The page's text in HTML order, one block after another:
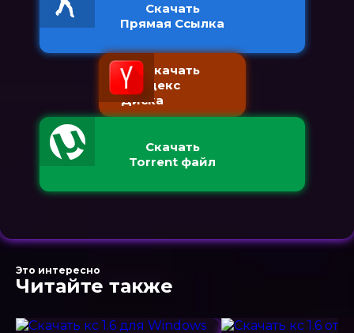
Скачать
Прямая Ссылка
Скачать
с Яндекс
Диска
Скачать
Torrent файл
Это интересно
Читайте также